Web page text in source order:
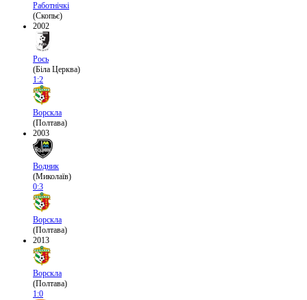
Работнічкі
(Скопьє)
2002
Рось
(Біла Церква)
1:2
Ворскла
(Полтава)
2003
Водник
(Миколаїв)
0:3
Ворскла
(Полтава)
2013
Ворскла
(Полтава)
1:0